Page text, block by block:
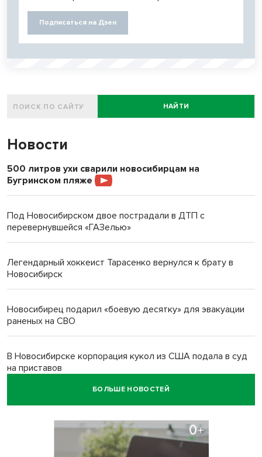
Подписаться на Дзен
НАЙТИ
Новости
500 литров ухи сварили новосибирцам на
Бугринском пляже
Под Новосибирском двое пострадали в ДТП с
перевернувшейся «ГАЗелью»
Легендарный хоккеист Тарасенко вернулся к брату в
Новосибирск
Новосибирец подарил «боевую десятку» для эвакуации
раненых на СВО
В Новосибирске корпорация кукол из США подала в суд
на приставов
БОЛЬШЕ НОВОСТЕЙ